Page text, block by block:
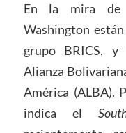
En la mira de
Washington
grupo BRICS, y
Alianza
América (ALBA).
indica el